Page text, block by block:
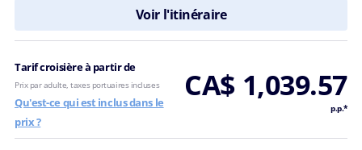
Voir l'itinéraire
Tarif croisière à partir de CA$ 1,039.57
p.p.*
Prix par adulte, taxes portuaires incluses
Qu'est-ce qui est inclus dans le
prix ?